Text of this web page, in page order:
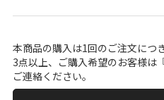
本商品の購入は1回のご注文につ
3点以上、ご購入希望のお客様は
ご連絡ください。